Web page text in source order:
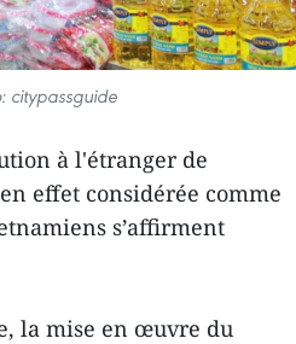
citypassguide
à l'étranger de
effet considérée comme
s’affirment
la mise en œuvre du